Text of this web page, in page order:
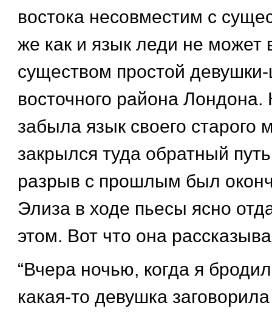
востока несовместим с
же как и язык леди не может
существом простой
восточного района Лондона.
забыла язык своего старого
закрылся туда обратный
разрыв с прошлым был
Элиза в ходе пьесы ясно
этом. Вот что она
“Вчера ночью, когда я
какая-то девушка